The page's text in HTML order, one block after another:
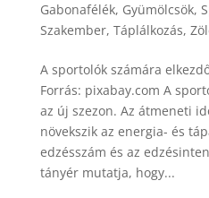
Gabonafélék, Gyümölcsök,
Szakember, Táplálkozás,
A sportolók számára
Forrás: pixabay.com A
az új szezon. Az átmeneti
növekszik az energia- és
edzésszám és az
tányér mutatja, hogy...